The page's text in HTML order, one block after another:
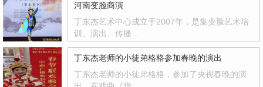
河南变脸商演
丁东杰艺术中心成立于2007年，是集变脸艺术培
训、演出、传播…
丁东杰老师的小徒弟格格参加春晚的演出
丁东杰老师的小徒弟格格，参加了央视春晚的演